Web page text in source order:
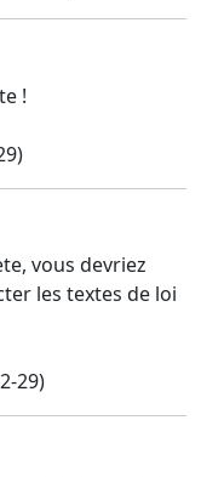
!
vous devriez
les textes de loi
29)